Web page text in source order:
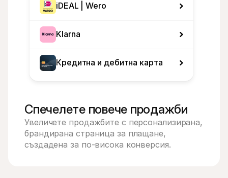
iDEAL | Wero
Klarna
Кредитна и дебитна карта
Спечелете повече продажби
Увеличете продажбите с персонализирана,
брандирана страница за плащане,
създадена за по-висока конверсия.